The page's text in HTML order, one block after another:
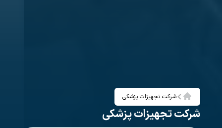
خانه
شرکت تجهیزات پزشکی
شرکت تجهیزات پزشکی